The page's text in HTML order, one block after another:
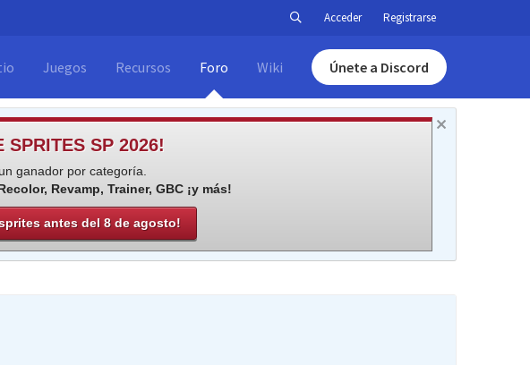
Acceder Registrarse
Juegos Recursos Foro Wiki Únete a Discord
SPRITES SP 2026!
ganador por categoría.
Revamp, Trainer, GBC ¡y más!
antes del 8 de agosto!